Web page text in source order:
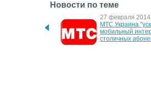
Новости по теме
27 февраля 2014
МТС Украина
мобильный
столичных